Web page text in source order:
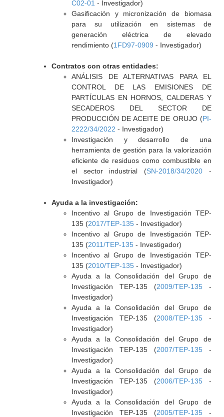
C02-01 - Investigador)
Gasificación y micronización de biomasa
para su utilización en sistemas de
generación eléctrica de elevado
rendimiento (1FD97-0909 - Investigador)
Contratos con otras entidades:
ANÁLISIS DE ALTERNATIVAS PARA EL
CONTROL DE LAS EMISIONES DE
PARTÍCULAS EN HORNOS, CALDERAS Y
SECADEROS DEL SECTOR DE
PRODUCCIÓN DE ACEITE DE ORUJO (PI-
2222/34/2022 - Investigador)
Investigación y desarrollo de una
herramienta de gestión para la valorización
eficiente de residuos como combustible en
el sector industrial (SN-2018/34/2020 -
Investigador)
Ayuda a la investigación:
Incentivo al Grupo de Investigación TEP-
135 (2017/TEP-135- Investigador)
Incentivo al Grupo de Investigación TEP-
135 (2011/TEP-135- Investigador)
Incentivo al Grupo de Investigación TEP-
135 (2010/TEP-135- Investigador)
Ayuda a la Consolidación del Grupo de
Investigación TEP-135 (2009/TEP-135-
Investigador)
Ayuda a la Consolidación del Grupo de
Investigación TEP-135 (2008/TEP-135-
Investigador)
Ayuda a la Consolidación del Grupo de
Investigación TEP-135 (2007/TEP-135-
Investigador)
Ayuda a la Consolidación del Grupo de
Investigación TEP-135 (2006/TEP-135-
Investigador)
Ayuda a la Consolidación del Grupo de
Investigación TEP-135 (2005/TEP-135-